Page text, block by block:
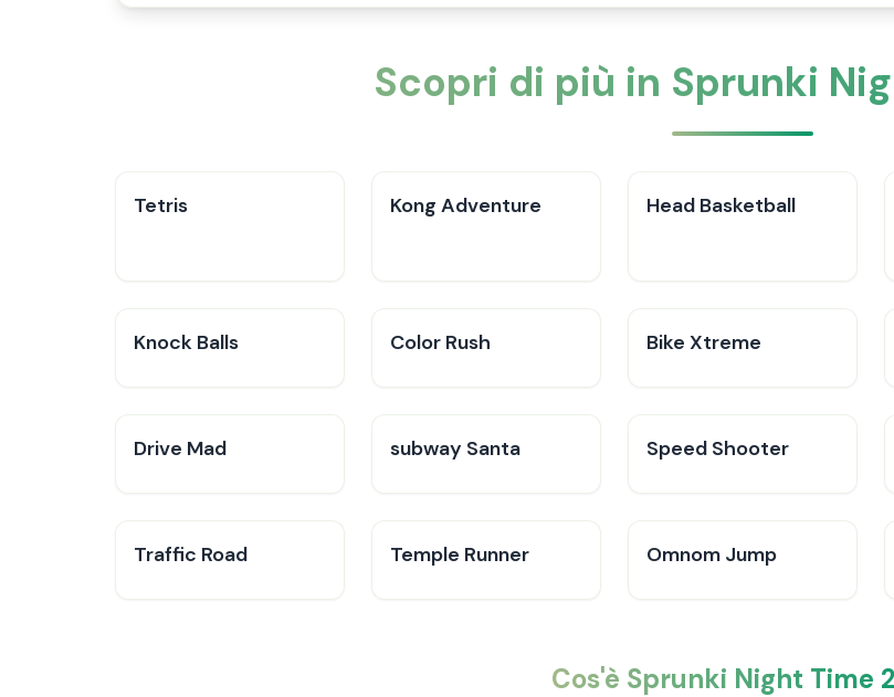
Scopri di più in Sprunki
Tetris Kong Adventure Head Basketball
Knock Balls Color Rush Bike Xtreme
Drive Mad subway Santa Speed Shooter
Traffic Road Temple Runner Omnom Jump
Cos'è Sprunki Night Time